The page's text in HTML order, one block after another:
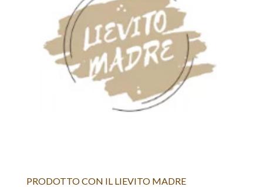
PRODOTTO CON IL LIEVITO MADRE